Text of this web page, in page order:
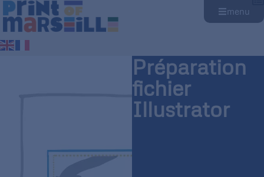
menu
Préparation
fichier
Illustrator